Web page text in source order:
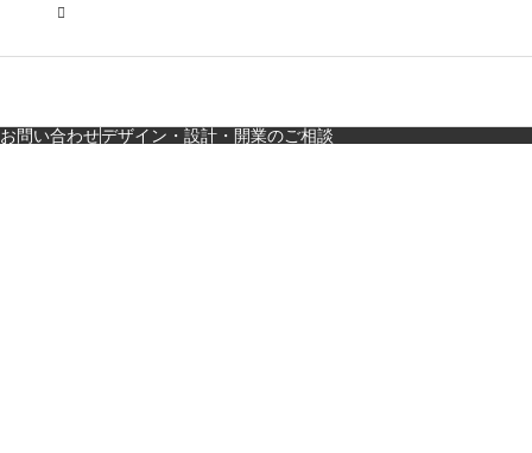
料理・個室の距離感か
お問い合わせデザイン・設計・開業のご相談